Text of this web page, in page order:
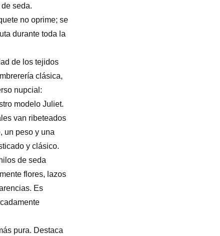
seda.
no oprime; se
durante toda la
de los tejidos
clásica,
nupcial:
modelo Juliet.
van ribeteados
un peso y una
y clásico.
de seda
flores, lazos
Es
pura. Destaca